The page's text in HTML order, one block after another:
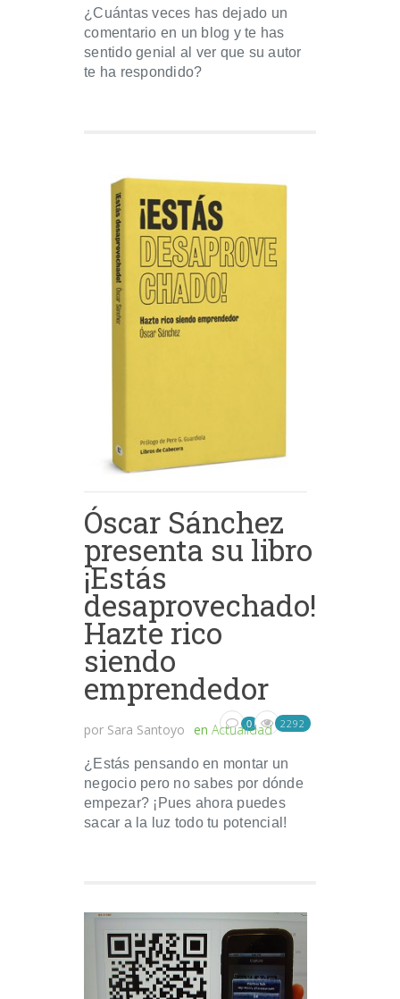
¿Cuántas veces has dejado un
comentario en un blog y te has
sentido genial al ver que su autor
te ha respondido?
Óscar Sánchez
presenta su libro
¡Estás
desaprovechado!
Hazte rico
siendo
emprendedor
por Sara Santoyo en Actualidad
0 2292
¿Estás pensando en montar un
negocio pero no sabes por dónde
empezar? ¡Pues ahora puedes
sacar a la luz todo tu potencial!